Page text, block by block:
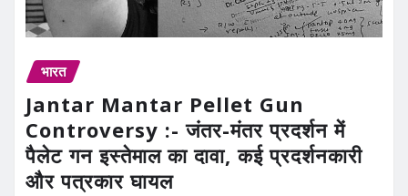
भारत
Jantar Mantar Pellet Gun
Controversy :- जंतर-मंतर प्रदर्शन में
पैलेट गन इस्तेमाल का दावा, कई प्रदर्शनकारी
और पत्रकार घायल